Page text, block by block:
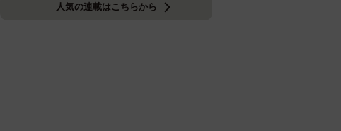
人気の連載はこちらから